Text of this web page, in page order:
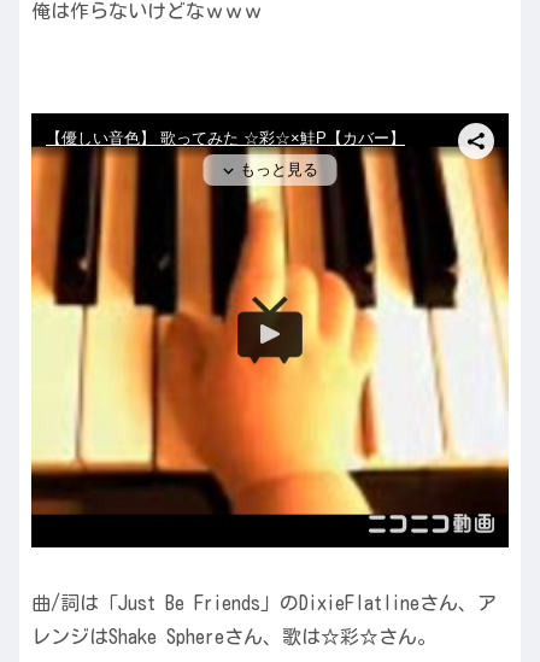
俺は作らないけどなｗｗｗ
曲/詞は「Just Be Friends」のDixieFlatlineさん、ア
レンジはShake Sphereさん、歌は☆彩☆さん。